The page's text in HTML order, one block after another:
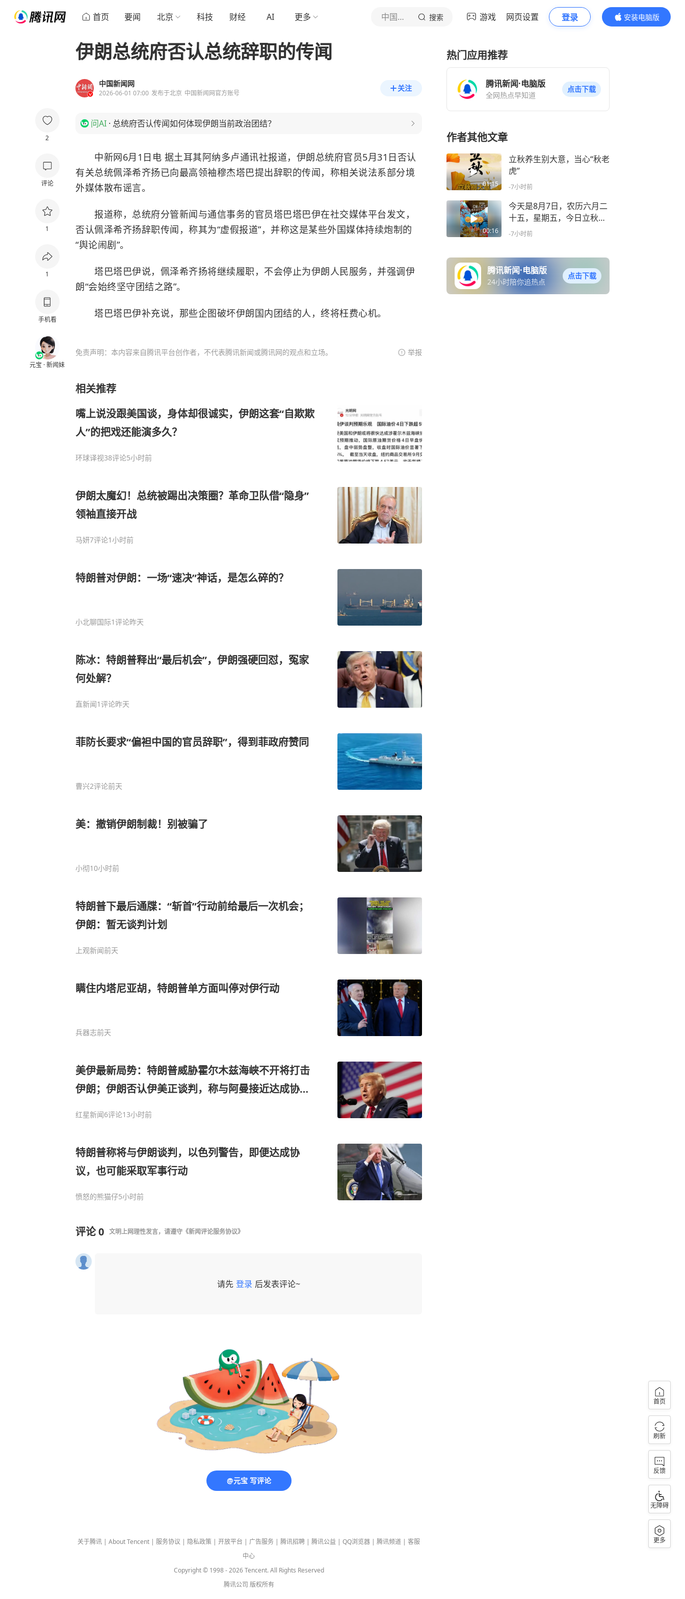
首页 要闻 北京 科技 财经 AI 更多 中国新闻网 搜索 游戏 网页设置 登录
安装电脑版
内容更精彩
2
评论
1
1
手机看
元宝 · 新闻妹
伊朗总统府否认总统辞职的传闻
中国新闻网
2026-06-01 07:00 发布于北京 中国新闻网官方账号
关注
问AI · 总统府否认传闻如何体现伊朗当前政治团结？
中新网6月1日电 据土耳其阿纳多卢通讯社报道，伊朗总统府官员5月31日否认
有关总统佩泽希齐扬已向最高领袖穆杰塔巴提出辞职的传闻，称相关说法系部分境
外媒体散布谣言。
报道称，总统府分管新闻与通信事务的官员塔巴塔巴伊在社交媒体平台发文，
否认佩泽希齐扬辞职传闻，称其为“虚假报道”，并称这是某些外国媒体持续炮制的
“舆论闹剧”。
塔巴塔巴伊说，佩泽希齐扬将继续履职，不会停止为伊朗人民服务，并强调伊
朗“会始终坚守团结之路”。
塔巴塔巴伊补充说，那些企图破坏伊朗国内团结的人，终将枉费心机。
免责声明：本内容来自腾讯平台创作者，不代表腾讯新闻或腾讯网的观点和立场。 举报
相关推荐
嘴上说没跟美国谈，身体却很诚实，伊朗这套“自欺欺
人”的把戏还能演多久？
环球译视38评论5小时前
伊朗太魔幻！总统被踢出决策圈？革命卫队借“隐身”
领袖直接开战
马妍7评论1小时前
特朗普对伊朗：一场“速决”神话，是怎么碎的？
小北聊国际1评论昨天
陈冰：特朗普释出“最后机会”，伊朗强硬回怼，冤家
何处解？
直新闻1评论昨天
菲防长要求“偏袒中国的官员辞职”，得到菲政府赞同
曹兴2评论前天
美：撤销伊朗制裁！别被骗了
小彻10小时前
特朗普下最后通牒：“斩首”行动前给最后一次机会；
伊朗：暂无谈判计划
上观新闻前天
瞒住内塔尼亚胡，特朗普单方面叫停对伊行动
兵器志前天
美伊最新局势：特朗普威胁霍尔木兹海峡不开将打击
伊朗；伊朗否认伊美正谈判，称与阿曼接近达成协
红星新闻6评论13小时前
特朗普称将与伊朗谈判，以色列警告，即便达成协
议，也可能采取军事行动
愤怒的熊猫仔5小时前
评论0 文明上网理性发言，请遵守 《新闻评论服务协议》
请先 登录 后发表评论~
@元宝 写评论
关于腾讯 | About Tencent | 服务协议 | 隐私政策 | 开放平台 | 广告服务 | 腾讯招聘 | 腾讯公益 | QQ浏览器 | 腾讯频道 | 客服
中心
Copyright © 1998 -2026Tencent. All Rights Reserved
腾讯公司 版权所有
热门应用推荐
腾讯新闻·电脑版
全网热点早知道
点击下载
作者其他文章
01:15
立秋养生别大意，当心“秋老
虎”
-7小时前
00:16
今天是8月7日，农历六月二
十五，星期五，今日立秋，
开启秋日新篇章！暑退凉
遂，烦恼消散，平安喜乐，
一路皆有好光景
-7小时前
腾讯新闻·电脑版
24小时陪你追热点
点击下载
首页
刷新
反馈
无障碍
更多